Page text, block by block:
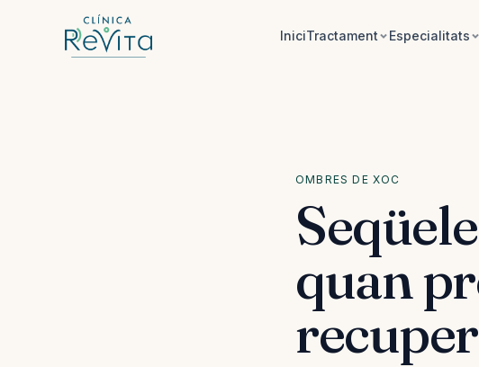
Saltar al contingut
IniciTractament Especialitats
OMBRES DE XOC
quan